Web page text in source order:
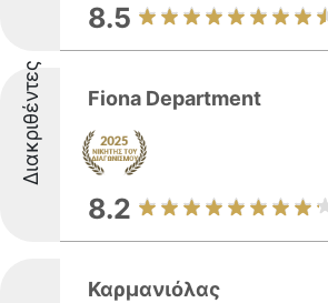
8.5
Διακριθέντες Fiona Department
8.2
Καρμανιόλας